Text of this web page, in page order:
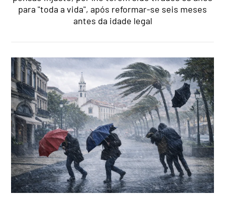
para "toda a vida", após reformar-se seis meses
antes da idade legal